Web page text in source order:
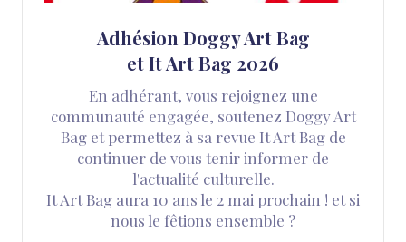
Adhésion Doggy Art Bag
et It Art Bag 2026
En adhérant, vous rejoignez une
communauté engagée, soutenez Doggy Art
Bag et permettez à sa revue It Art Bag de
continuer de vous tenir informer de
l'actualité culturelle.
It Art Bag aura 10 ans le 2 mai prochain ! et si
nous le fêtions ensemble ?